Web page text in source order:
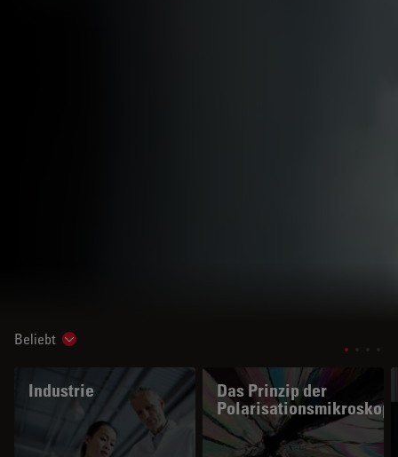
Beliebt Show subnavigation
Industrie
Das Prinzip der